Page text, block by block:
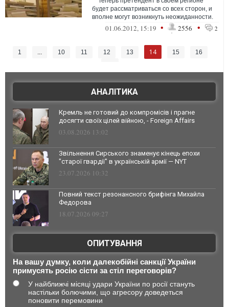
будет рассматриваться со всех сторон, и
вполне могут возникнуть неожиданности.
Человек яркий...
01.06.2012, 15:19 • 2556 • 2
1 ... 10 11 12 13 14 15
16
АНАЛІТИКА
Кремль не готовий до компромісів і прагне
досягти своїх цілей війною, - Foreign Affairs
03.08.2026 13:02
Звільнення Сирського знаменує кінець епохи
"старої гвардії" в українській армії — NYT
23.07.2026 10:32
Повний текст резонансного брифінга Михайла
Федорова
18.07.2026 09:27
ОПИТУВАННЯ
На вашу думку, коли далекобійні санкції України
примусять росію сісти за стіл переговорів?
У найближчі місяці удари України по росії стануть
настільки болючими, що агресору доведеться
поновити перемовини